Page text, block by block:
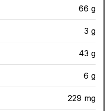
66 g
3 g
43 g
6 g
229 mg